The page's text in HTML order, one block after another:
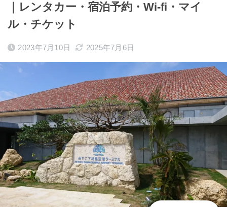
｜レンタカー・宿泊予約・Wi-fi・マイ
ル・チケット
2023年7月10日 2025年7月6日